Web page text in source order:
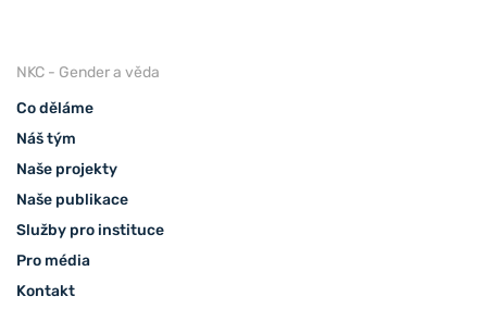
NKC - Gender a věda
Co děláme
Náš tým
Naše projekty
Naše publikace
Služby pro instituce
Pro média
Kontakt